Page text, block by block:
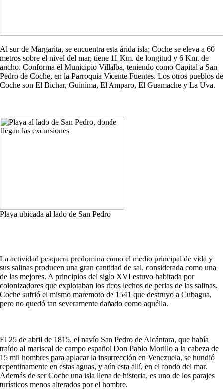
Al sur de Margarita, se encuentra esta árida isla; Coche se eleva a 60
metros sobre el nivel del mar, tiene 11 Km. de longitud y 6 Km. de
ancho. Conforma el Municipio Villalba, teniendo como Capital a San
Pedro de Coche, en la Parroquia Vicente Fuentes. Los otros pueblos de
Coche son El Bichar, Guinima, El Amparo, El Guamache y La Uva.
Playa ubicada al lado de San Pedro
La actividad pesquera predomina como el medio principal de vida y
sus salinas producen una gran cantidad de sal, considerada como una
de las mejores. A principios del siglo XVI estuvo habitada por
colonizadores que explotaban los ricos lechos de perlas de las salinas.
Coche sufrió el mismo maremoto de 1541 que destruyo a Cubagua,
pero no quedó tan severamente dañado como aquélla.
El 25 de abril de 1815, el navío San Pedro de Alcántara, que había
traído al mariscal de campo español Don Pablo Morillo a la cabeza de
15 mil hombres para aplacar la insurrección en Venezuela, se hundió
repentinamente en estas aguas, y aún esta allí, en el fondo del mar.
Además de ser Coche una isla llena de historia, es uno de los parajes
turísticos menos alterados por el hombre.